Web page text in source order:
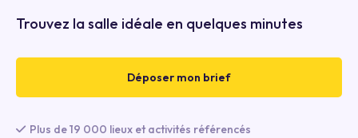
Trouvez la salle idéale en quelques minutes
Déposer mon brief
Plus de 19 000 lieux et activités référencés